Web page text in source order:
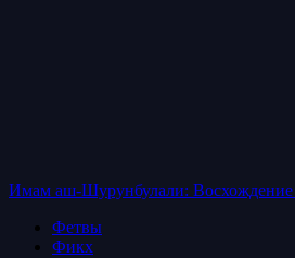
Имам аш-Шурунбулали: Восхождение
Фетвы
Фикх